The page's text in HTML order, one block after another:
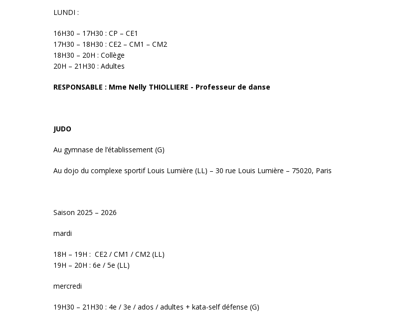
LUNDI :
16H30 – 17H30 : CP – CE1
17H30 – 18H30 : CE2 – CM1 – CM2
18H30 – 20H : Collège
20H – 21H30 : Adultes
RESPONSABLE : Mme Nelly THIOLLIERE - Professeur de danse
JUDO
Au gymnase de l’établissement (G)
Au dojo du complexe sportif Louis Lumière (LL) – 30 rue Louis Lumière – 75020, Paris
Saison 2025 – 2026
mardi
18H – 19H : CE2 / CM1 / CM2 (LL)
19H – 20H : 6e / 5e (LL)
mercredi
19H30 – 21H30 : 4e / 3e / ados / adultes + kata-self défense (G)